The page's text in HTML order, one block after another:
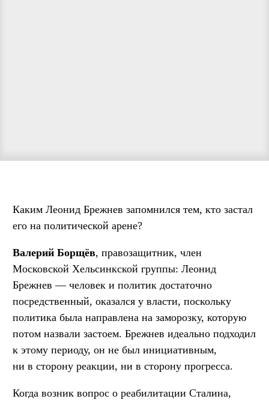
Каким Леонид Брежнев запомнился тем, кто застал
его на политической арене?
Валерий Борщёв, правозащитник, член
Московской Хельсинкской группы: Леонид
Брежнев — человек и политик достаточно
посредственный, оказался у власти, поскольку
политика была направлена на заморозку, которую
потом назвали застоем. Брежнев идеально подходил
к этому периоду, он не был инициативным,
ни в сторону реакции, ни в сторону прогресса.
Когда возник вопрос о реабилитации Сталина,